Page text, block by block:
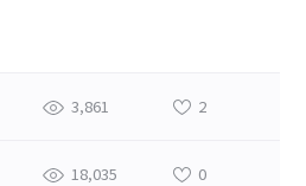
3,861 2
18,035 0